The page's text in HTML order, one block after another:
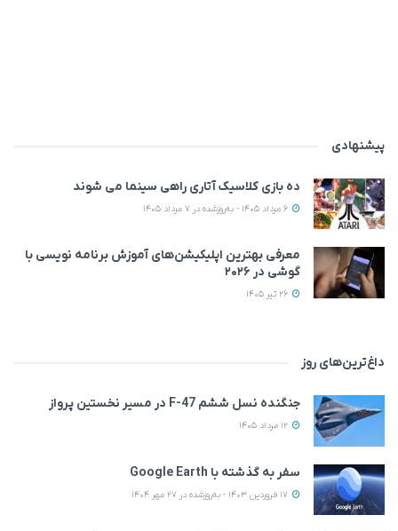
پیشنهادی
ده بازی کلاسیک آتاری راهی سینما می‌ شوند
معرفی بهترین اپلیکیشن‌های آموزش برنامه نویسی با
گوشی در ۲۰۲۶
داغ‌ترین‌های روز
جنگنده نسل ششم F-47 در مسیر نخستین پرواز
سفر به گذشته با Google Earth